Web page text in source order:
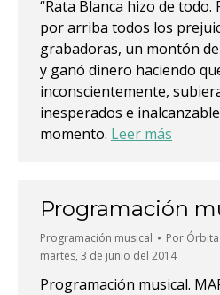
“Rata Blanca hizo de todo.
por arriba todos los
grabadoras, un montón
y ganó dinero haciendo
inconscientemente,
inesperados e
momento. Leer más
Programación
Programación musical Por Órbita
martes, 3 de junio del 2014
Programación musical.